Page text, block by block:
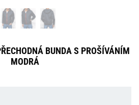
BUNDA S PROŠÍVÁNÍM
MODRÁ